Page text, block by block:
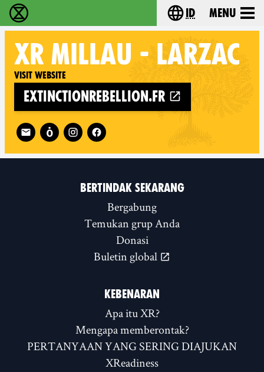
Extinction Rebellion (XR–Pemberontakan
Choose your
id Menu
XR MILLAU - LARZAC
Visit website
extinctionrebellion.fr
Follow XR Millau - Larzac on
BERTINDAK SEKARANG
Bergabung
Temukan grup Anda
Donasi
Buletin global
KEBENARAN
Apa itu XR?
Mengapa memberontak?
PERTANYAAN YANG SERING DIAJUKAN
XReadiness